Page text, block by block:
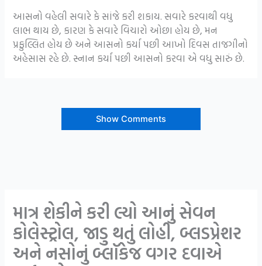
આસનો વહેલી સવારે કે સાંજે કરી શકાય. સવારે કરવાથી વધુ
લાભ થાય છે, કારણ કે સવારે વિચારો ઓછા હોય છે, મન
પ્રફુલ્લિત હોય છે અને આસનો કર્યા પછી આખો દિવસ તાજગીનો
અહેસાસ રહે છે. સ્નાન કર્યા પછી આસનો કરવા એ વધુ સારું છે.
Show Comments
માત્ર શેકીને કરી લ્યો આનું સેવન
કોલેસ્ટ્રોલ, જાડુ થતું લોહી, બ્લડપ્રેશર
અને નસોનું બ્લૉકેજ વગર દવાએ